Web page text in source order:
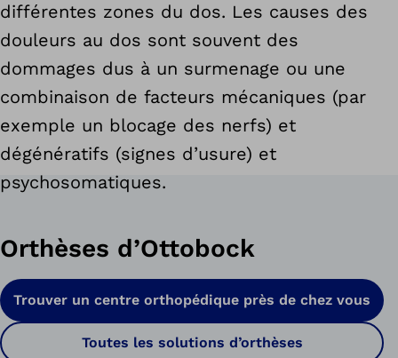
différentes zones du dos. Les causes des
douleurs au dos sont souvent des
dommages dus à un surmenage ou une
combinaison de facteurs mécaniques (par
exemple un blocage des nerfs) et
dégénératifs (signes d’usure) et
psychosomatiques.
Orthèses d’Ottobock
Trouver un centre orthopédique près de chez vous
Toutes les solutions d’orthèses